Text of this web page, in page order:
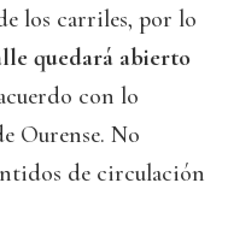
los carriles, por lo
quedará abierto
con lo
Ourense. No
de circulación